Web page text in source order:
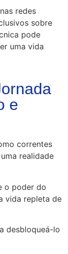
redes
sobre
pode
uma vida
e
correntes
realidade
o poder do
vida repleta de
desbloqueá-lo